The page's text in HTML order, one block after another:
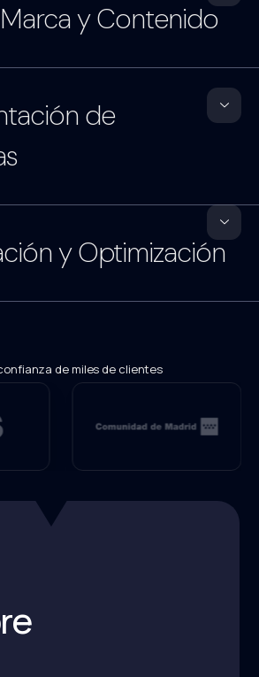
y Contenido
de
y Optimización
de miles de clientes